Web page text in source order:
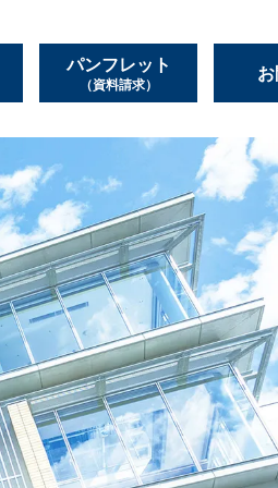
パンフレット
（資料請求）